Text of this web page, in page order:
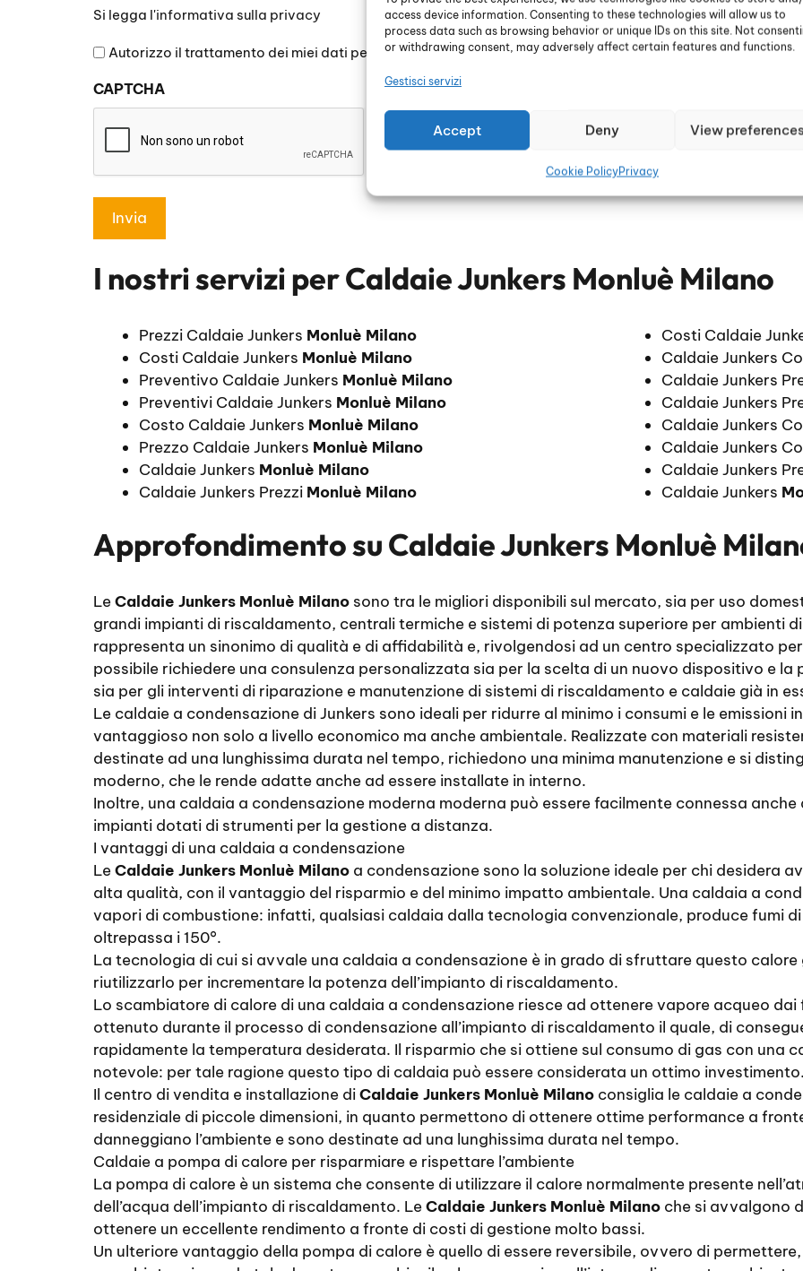
access device information. Consenting to these technologies will allow us to
process data such as browsing behavior or unique IDs on this site. Not
or withdrawing consent, may adversely affect certain features and functions.
Gestisci servizi
Accept Deny View preferences
Cookie PolicyPrivacy
legga
l'informativa
privacy
Si legga l'informativa sulla privacy
Autorizzo il trattamento dei miei dati personali
CAPTCHA
I nostri servizi perCaldaie Junkers Monluè Milano
Prezzi Caldaie Junkers Monluè Milano
Costi Caldaie Junkers Monluè Milano
Preventivo Caldaie Junkers Monluè Milano
Preventivi Caldaie Junkers Monluè Milano
Costo Caldaie Junkers Monluè Milano
Prezzo Caldaie Junkers Monluè Milano
Caldaie Junkers Monluè Milano
Caldaie Junkers Prezzi Monluè Milano
Costi Caldaie
Caldaie Junkers
Caldaie Junkers
Caldaie Junkers
Caldaie Junkers
Caldaie Junkers
Caldaie Junkers
Caldaie Junkers
Approfondimento suCaldaie Junkers Monluè
LeCaldaie Junkers Monluè Milano sono tra le migliori disponibili sul mercato, sia per uso
grandi impianti di riscaldamento, centrali termiche e sistemi di potenza superiore per ambienti
rappresenta un sinonimo di qualità e di affidabilità e, rivolgendosi ad un centro specializzato
possibile richiedere una consulenza personalizzata sia per la scelta di un nuovo dispositivo e
sia per gli interventi di riparazione e manutenzione di sistemi di riscaldamento e caldaie già in
Le caldaie a condensazione di Junkers sono ideali per ridurre al minimo i consumi e le emissioni
vantaggioso non solo a livello economico ma anche ambientale. Realizzate con materiali
destinate ad una lunghissima durata nel tempo, richiedono una minima manutenzione e si
moderno, che le rende adatte anche ad essere installate in interno.
Inoltre, una caldaia a condensazione moderna moderna può essere facilmente connessa
impianti dotati di strumenti per la gestione a distanza.
I vantaggi di una caldaia a condensazione
LeCaldaie Junkers Monluè Milano a condensazione sono la soluzione ideale per chi desidera
alta qualità, con il vantaggio del risparmio e del minimo impatto ambientale. Una caldaia a
vapori di combustione: infatti, qualsiasi caldaia dalla tecnologia convenzionale, produce fumi
oltrepassa i 150°.
La tecnologia di cui si avvale una caldaia a condensazione è in grado di sfruttare questo
riutilizzarlo per incrementare la potenza dell’impianto di riscaldamento.
Lo scambiatore di calore di una caldaia a condensazione riesce ad ottenere vapore acqueo
ottenuto durante il processo di condensazione all’impianto di riscaldamento il quale, di
rapidamente la temperatura desiderata. Il risparmio che si ottiene sul consumo di gas con una
notevole: per tale ragione questo tipo di caldaia può essere considerata un ottimo investimento.
Il centro di vendita e installazione diCaldaie Junkers Monluè Milano consiglia le caldaie a
residenziale di piccole dimensioni, in quanto permettono di ottenere ottime performance a
danneggiano l’ambiente e sono destinate ad una lunghissima durata nel tempo.
Caldaie a pompa di calore per risparmiare e rispettare l’ambiente
La pompa di calore è un sistema che consente di utilizzare il calore normalmente presente
dell’acqua dell’impianto di riscaldamento. LeCaldaie Junkers Monluè Milano che si avvalgono
ottenere un eccellente rendimento a fronte di costi di gestione molto bassi.
Un ulteriore vantaggio della pompa di calore è quello di essere reversibile, ovvero di